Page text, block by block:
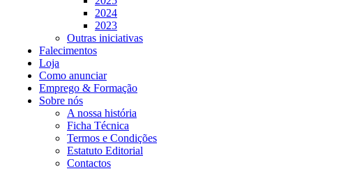
2024
2023
Outras iniciativas
Falecimentos
Loja
Como anunciar
Emprego & Formação
Sobre nós
A nossa história
Ficha Técnica
Termos e Condições
Estatuto Editorial
Contactos